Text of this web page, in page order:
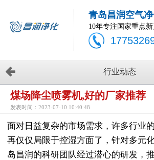
青岛昌润空气
10年专注国家重点
行业动态
煤场降尘喷雾机,好的厂家推荐
发表时间：2023-07-10 10:40:48
面对日益复杂的市场需求，许多行业
再仅仅局限于控湿方面了，针对多元
岛昌润的科研团队经过潜心的研发，